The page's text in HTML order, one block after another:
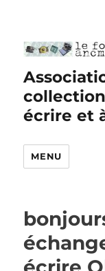
écrire et
MENU